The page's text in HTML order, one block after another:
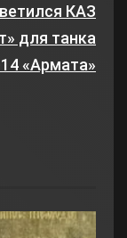
КАЗ
для танка
«Армата»